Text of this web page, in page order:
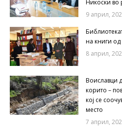
Никоски во
9 април,
на книги од
8 април,
Воиславци
корито –
кој се
место
7 април,